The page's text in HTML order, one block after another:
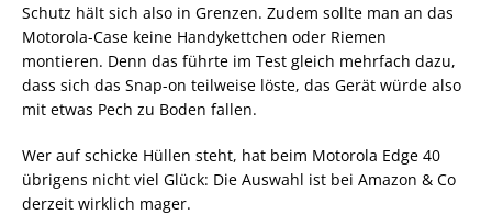
Schutz hält sich also in Grenzen. Zudem sollte man an das
Motorola-Case keine Handykettchen oder Riemen
montieren. Denn das führte im Test gleich mehrfach dazu,
dass sich das Snap-on teilweise löste, das Gerät würde also
mit etwas Pech zu Boden fallen.
Wer auf schicke Hüllen steht, hat beim Motorola Edge 40
übrigens nicht viel Glück: Die Auswahl ist bei Amazon & Co
derzeit wirklich mager.